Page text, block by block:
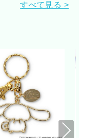
すべて見る >
Nex